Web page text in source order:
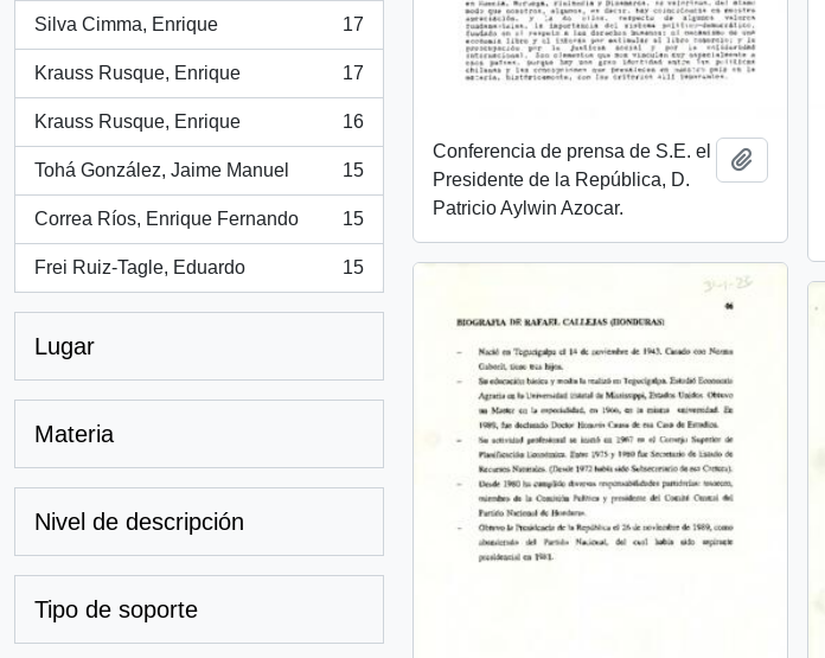
Silva Cimma, Enrique
, 17 resultados
17
Krauss Rusque, Enrique
, 17 resultados
17
Krauss Rusque, Enrique
, 16 resultados
16
Tohá González, Jaime Manuel
, 15 resultados
15
Correa Ríos, Enrique Fernando
, 15 resultados
15
Frei Ruiz-Tagle, Eduardo
, 15 resultados
15
Lugar
Materia
Nivel de descripción
Tipo de soporte
Conferencia de prensa de S.E. el
Presidente de la República, D.
Patricio Aylwin Azocar.
Añadir